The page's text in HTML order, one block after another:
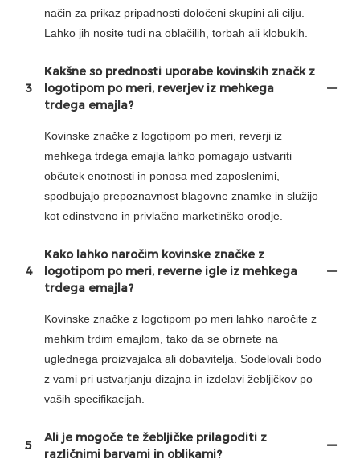
način za prikaz pripadnosti določeni skupini ali cilju.
Lahko jih nosite tudi na oblačilih, torbah ali klobukih.
3
Kakšne so prednosti uporabe kovinskih značk z
logotipom po meri, reverjev iz mehkega
trdega emajla?
Kovinske značke z logotipom po meri, reverji iz
mehkega trdega emajla lahko pomagajo ustvariti
občutek enotnosti in ponosa med zaposlenimi,
spodbujajo prepoznavnost blagovne znamke in služijo
kot edinstveno in privlačno marketinško orodje.
4
Kako lahko naročim kovinske značke z
logotipom po meri, reverne igle iz mehkega
trdega emajla?
Kovinske značke z logotipom po meri lahko naročite z
mehkim trdim emajlom, tako da se obrnete na
uglednega proizvajalca ali dobavitelja. Sodelovali bodo
z vami pri ustvarjanju dizajna in izdelavi žebljičkov po
vaših specifikacijah.
5
Ali je mogoče te žebljičke prilagoditi z
različnimi barvami in oblikami?